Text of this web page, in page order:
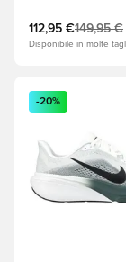
112,95 €149,95 €
Disponibile in molte
Apre una
-20%